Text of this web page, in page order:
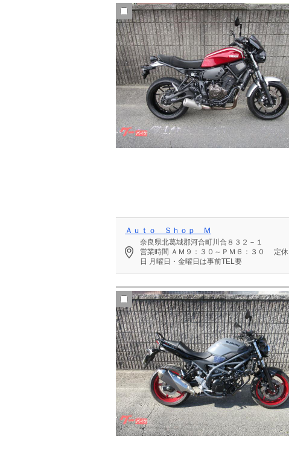
Ａｕｔｏ Ｓｈｏｐ Ｍ
奈良県北葛城郡河合町川合８３２－１
営業時間 ＡＭ９：３０～ＰＭ６：３０
定休
日 月曜日・金曜日は事前TEL要